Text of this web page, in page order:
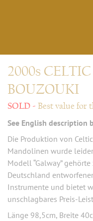
2000s
BOUZOUKI
Best value for
See English description
Die Produktion von
Mandolinen wurde
Modell “Galway”
Deutschland
Instrumente und bietet
unschlagbares Preis-
Länge 98,5cm, Breite